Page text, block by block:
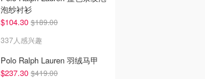
泡纱衬衫
$104.30 $189.00
337人感兴趣
Polo Ralph Lauren 羽绒马甲
$237.30 $419.00